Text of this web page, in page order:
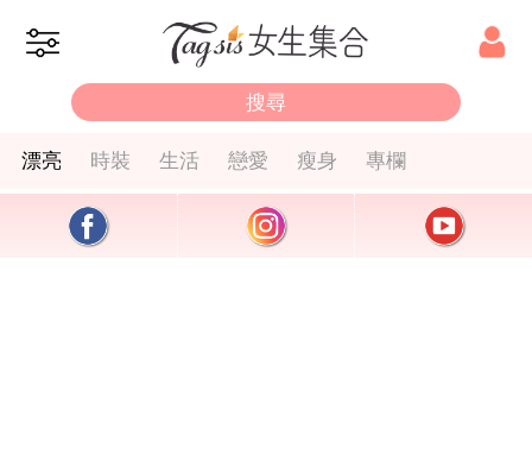
漂亮 時裝 生活 戀愛 瘦身 專欄